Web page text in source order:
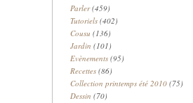
Parler(459)
Tutoriels (402)
Cousu (136)
Jardin (101)
Evènements (95)
Recettes (86)
Collection printemps été 2010 (75)
Dessin (70)